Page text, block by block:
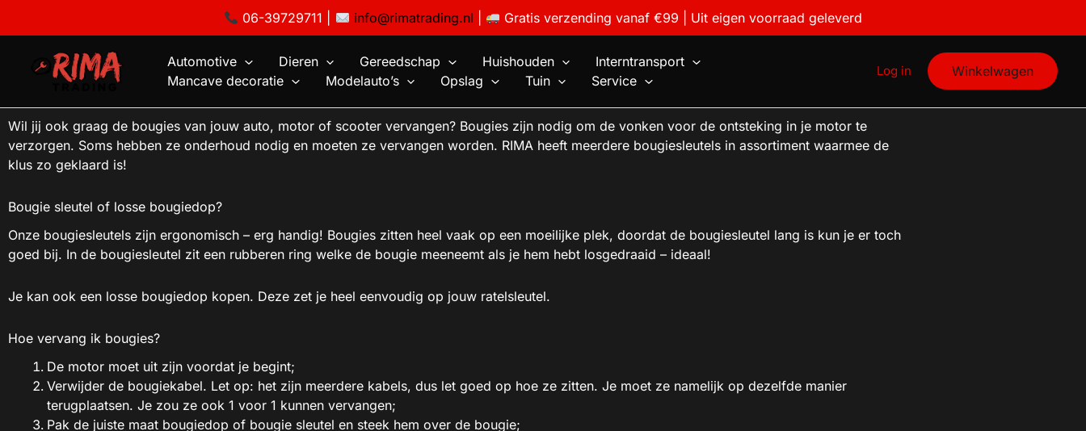
06-39729711 | info@rimatrading.nl Gratis verzending vanaf €99 | Uit eigen voorraad geleverd
inhoud
Automotive Dieren Gereedschap Huishouden
Interntransport
Mancave decoratie
Modelauto’s Opslag Tuin Service
Log in Winkelwagen
Wil jij ook graag de bougies van jouw auto, motor of scooter vervangen? Bougies zijn nodig om de vonken voor de ontsteking in je motor te
verzorgen. Soms hebben ze onderhoud nodig en moeten ze vervangen worden. RIMA heeft meerdere bougiesleutels in assortiment waarmee de
klus zo geklaard is!
Bougie sleutel of losse bougiedop?
Onze bougiesleutels zijn ergonomisch – erg handig! Bougies zitten heel vaak op een moeilijke plek, doordat de bougiesleutel lang is kun je er toch
goed bij. In de bougiesleutel zit een rubberen ring welke de bougie meeneemt als je hem hebt losgedraaid – ideaal!
Je kan ook een losse bougiedop kopen. Deze zet je heel eenvoudig op jouw ratelsleutel.
Hoe vervang ik bougies?
De motor moet uit zijn voordat je begint;
Verwijder de bougiekabel. Let op: het zijn meerdere kabels, dus let goed op hoe ze zitten. Je moet ze namelijk op dezelfde manier
terugplaatsen. Je zou ze ook 1 voor 1 kunnen vervangen;
Pak de juiste maat bougiedop of bougie sleutel en steek hem over de bougie;